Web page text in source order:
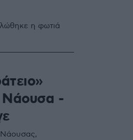
η φωτιά
Νάουσα -
Νάουσας,